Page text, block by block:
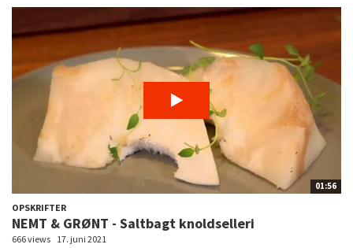
01:56
OPSKRIFTER
NEMT & GRØNT - Saltbagt knoldselleri
666 views 17. juni 2021